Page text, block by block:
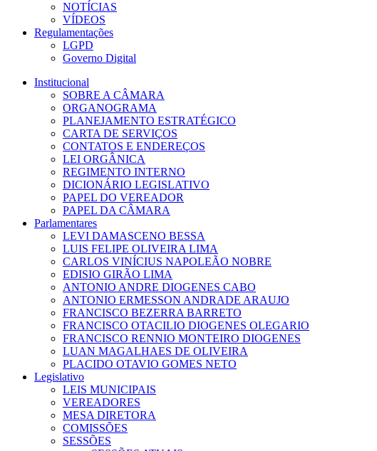
NOTÍCIAS
VÍDEOS
Regulamentações
LGPD
Governo Digital
Institucional
SOBRE A CÂMARA
ORGANOGRAMA
PLANEJAMENTO ESTRATÉGICO
CARTA DE SERVIÇOS
CONTATOS E ENDEREÇOS
LEI ORGÂNICA
REGIMENTO INTERNO
DICIONÁRIO LEGISLATIVO
PAPEL DO VEREADOR
PAPEL DA CÂMARA
Parlamentares
LEVI DAMASCENO BESSA
LUIS FELIPE OLIVEIRA LIMA
CARLOS VINÍCIUS NAPOLEÃO NOBRE
EDISIO GIRÃO LIMA
ANTONIO ANDRE DIOGENES CABO
ANTONIO ERMESSON ANDRADE ARAUJO
FRANCISCO BEZERRA BARRETO
FRANCISCO OTACILIO DIOGENES OLEGARIO
FRANCISCO RENNIO MONTEIRO DIOGENES
LUAN MAGALHAES DE OLIVEIRA
PLACIDO OTAVIO GOMES NETO
Legislativo
LEIS MUNICIPAIS
VEREADORES
MESA DIRETORA
COMISSÕES
SESSÕES